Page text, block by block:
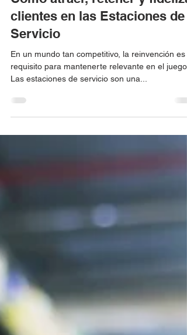
12 jun 2023
Cómo atraer, retener y
Servicio
En un mundo tan competitivo, la reinvención es
requisito para mantenerte relevante en el juego.